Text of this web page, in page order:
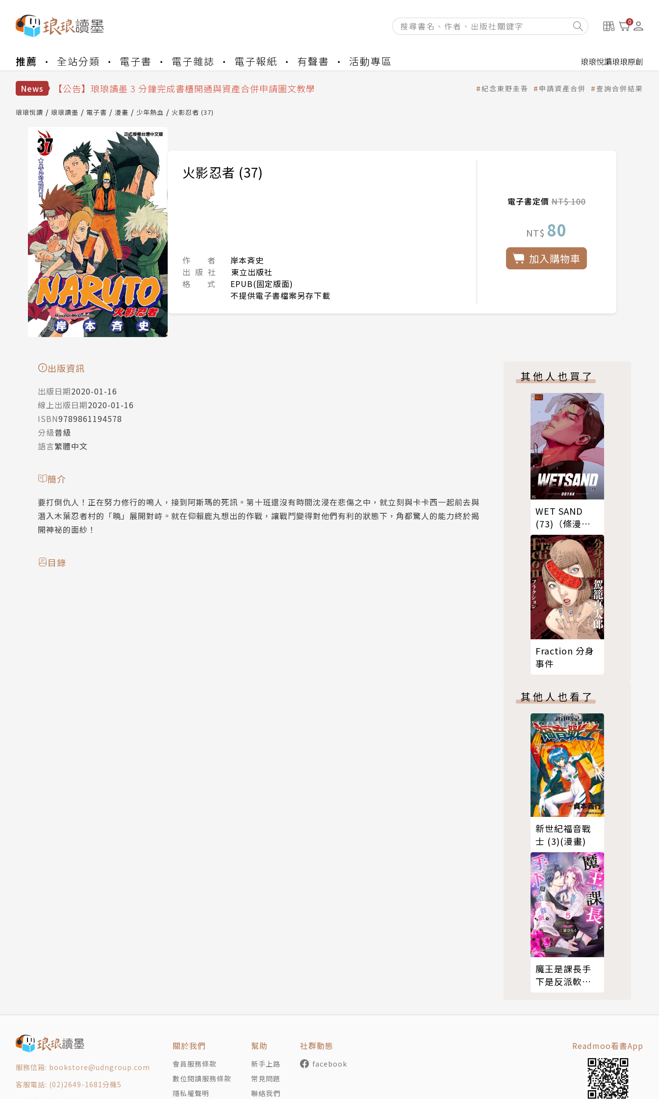
0
推薦 全站分類 電子書 電子雜誌 電子報紙 有聲書 活動專區 琅琅悅讀琅琅原創
News
【公告】琅琅讀墨數位閱讀資產合併與書櫃開通申請
【公告】琅琅讀墨 3 分鐘完成書櫃開通與資產合併申請圖文教學
【公告】琅琅讀墨數位閱讀資產合併與書櫃開通申請
紀念東野圭吾 申請資產合併 查詢合併結果
琅琅悅讀 琅琅讀墨 電子書 漫畫 少年熱血 火影忍者 (37)
火影忍者 (37)
作 者
岸本斉史
出 版 社
東立出版社
格 式
EPUB(固定版面)
不提供電子書檔案另存下載
電子書定價NT$ 100
NT$ 80
加入購物車
出版資訊
出版日期2020-01-16
線上出版日期2020-01-16
ISBN9789861194578
分級普級
語言繁體中文
簡介
要打倒仇人！正在努力修行的鳴人，接到阿斯瑪的死訊。第十班還沒有時間沈浸在悲傷之中，就立刻與卡卡西一起前去與
潛入木葉忍者村的「曉」展開對峙。就在仰賴鹿丸想出的作戰，讓戰鬥變得對他們有利的狀態下，角都驚人的能力終於揭
開神祕的面紗！
目錄
其他人也買了
WET SAND
(73)（條漫
版）
Fraction 分身
事件
其他人也看了
新世紀福音戰
士 (3)(漫畫)
魔王是課長手
下是反派軟腳
服務信箱: bookstore@udngroup.com
客服電話: (02)2649-1681分機5
關於我們
會員服務條款
數位閱讀服務條款
隱私權聲明
幫助
新手上路
常見問題
聯絡我們
社群動態
facebook
Readmoo看書App